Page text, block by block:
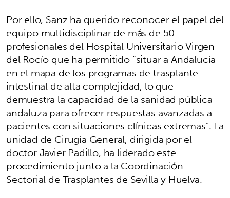
Por ello, Sanz ha querido reconocer el papel del
equipo multidisciplinar de más de 50
profesionales del Hospital Universitario Virgen
del Rocío que ha permitido “situar a Andalucía
en el mapa de los programas de trasplante
intestinal de alta complejidad, lo que
demuestra la capacidad de la sanidad pública
andaluza para ofrecer respuestas avanzadas a
pacientes con situaciones clínicas extremas”. La
unidad de Cirugía General, dirigida por el
doctor Javier Padillo, ha liderado este
procedimiento junto a la Coordinación
Sectorial de Trasplantes de Sevilla y Huelva.